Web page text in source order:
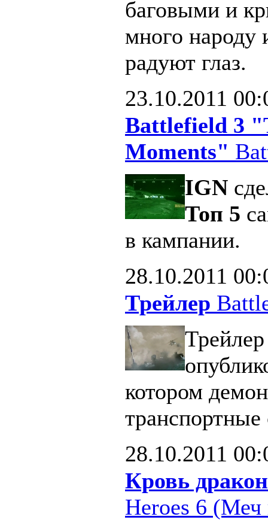
баговыми и
много народу
радуют глаз.
23.10.2011
Battlefield 3
Moments"
IGN
Топ 5
в кампании.
28.10.2011
Трейлер
котором
транспортные
28.10.2011
Кровь
Heroes 6 (Меч